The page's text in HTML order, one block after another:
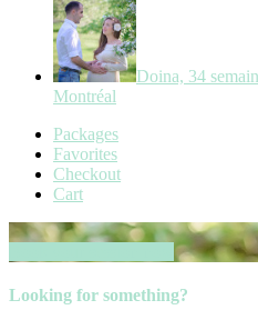
Doina, 34
Montréal
Packages
Favorites
Checkout
Cart
Looking for something?